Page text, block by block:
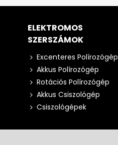
ELEKTROMOS
SZERSZÁMOK
Excenteres Polírozógép
Akkus Polírozógép
Rotációs Polírozógép
Akkus Csiszológép
Csiszológépek